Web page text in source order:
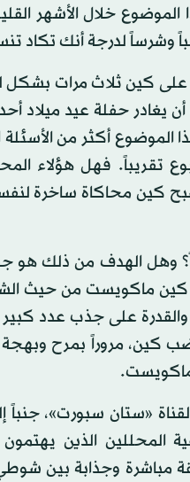
الموضوع خلال الأشهر
وشرساً لدرجة أنك تكاد
كين ثلاث مرات بشكل
حفلة عيد ميلاد أحد
الموضوع أكثر من
تقريباً. فهل هؤلاء
كين محاكاة ساخرة
وهل الهدف من ذلك هو
كين ماكويست من حيث
على جذب عدد
مروراً بمرح وبهجة
ماكويست.
لقناة «ستان سبورت»،
الذين
مباشرة وجذابة بين